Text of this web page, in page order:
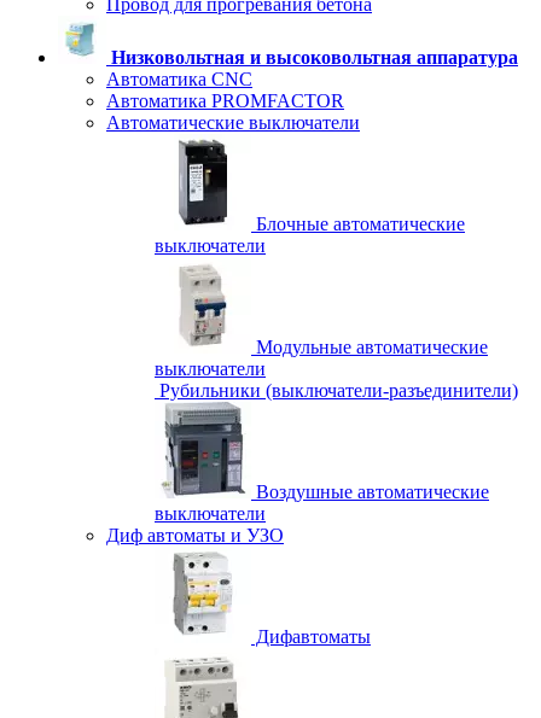
Провод для прогревания бетона
Низковольтная и высоковольтная аппаратура
Автоматика CNC
Автоматика PROMFACTOR
Автоматические выключатели
Блочные автоматические
выключатели
Модульные автоматические
выключатели
Рубильники (выключатели-разъединители)
Воздушные автоматические
выключатели
Диф автоматы и УЗО
Дифавтоматы